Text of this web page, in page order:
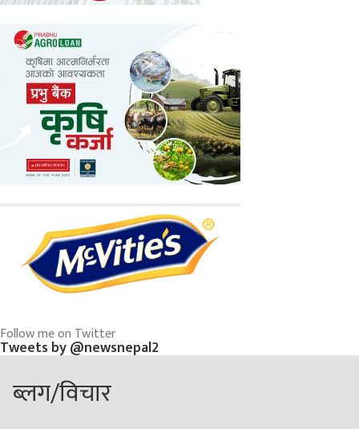
Follow me on Twitter
Tweets by @newsnepal2
ब्लग/विचार